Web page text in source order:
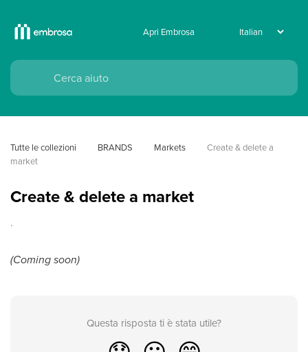
Apri Embrosa
Tutte le collezioni BRANDS Markets
Create & delete a
market
Create & delete a market
.
(Coming soon)
Questa risposta ti è stata utile?